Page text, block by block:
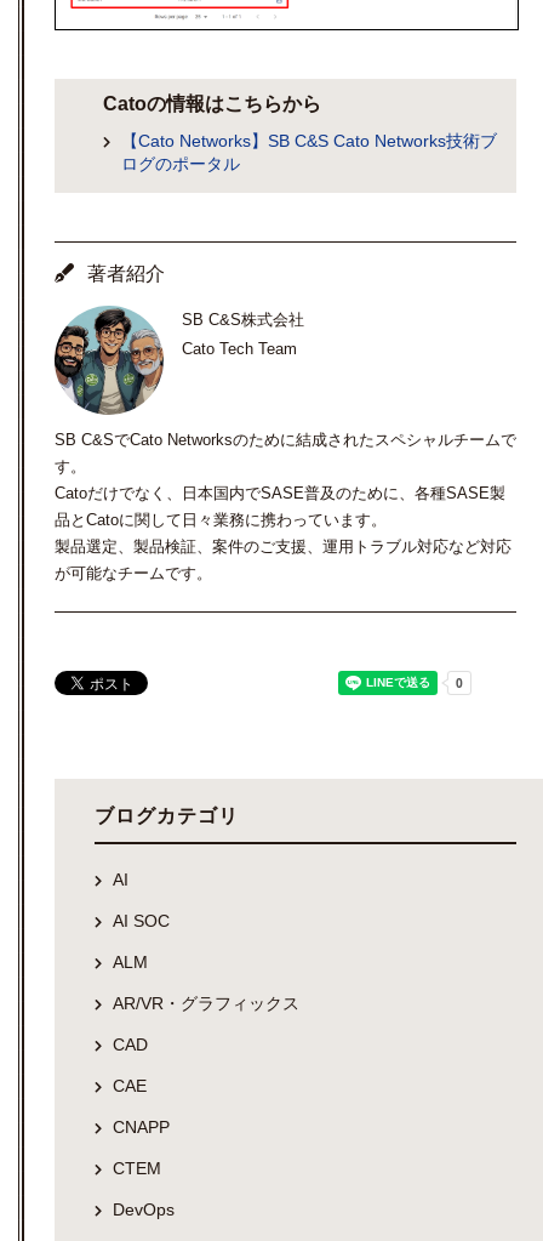
Catoの情報はこちらから
【Cato Networks】SB C&S Cato Networks技術ブ
ログのポータル
著者紹介
SB C&S株式会社
Cato Tech Team
SB C&SでCato Networksのために結成されたスペシャルチームで
す。
Catoだけでなく、日本国内でSASE普及のために、各種SASE製
品とCatoに関して日々業務に携わっています。
製品選定、製品検証、案件のご支援、運用トラブル対応など対応
が可能なチームです。
ブログカテゴリ
AI
AI SOC
ALM
AR/VR・グラフィックス
CAD
CAE
CNAPP
CTEM
DevOps